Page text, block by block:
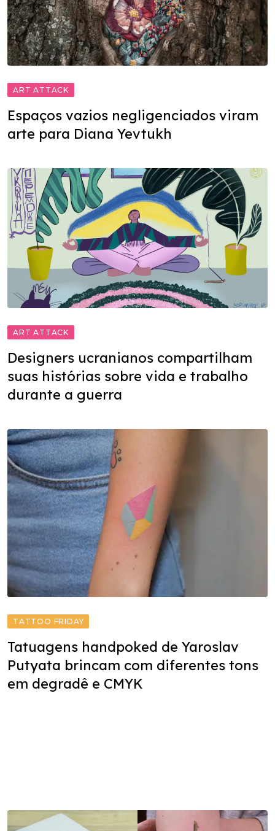
ART ATTACK
Espaços vazios negligenciados viram
arte para Diana Yevtukh
ART ATTACK
Designers ucranianos compartilham
suas histórias sobre vida e trabalho
durante a guerra
TATTOO FRIDAY
Tatuagens handpoked de Yaroslav
Putyata brincam com diferentes tons
em degradê e CMYK